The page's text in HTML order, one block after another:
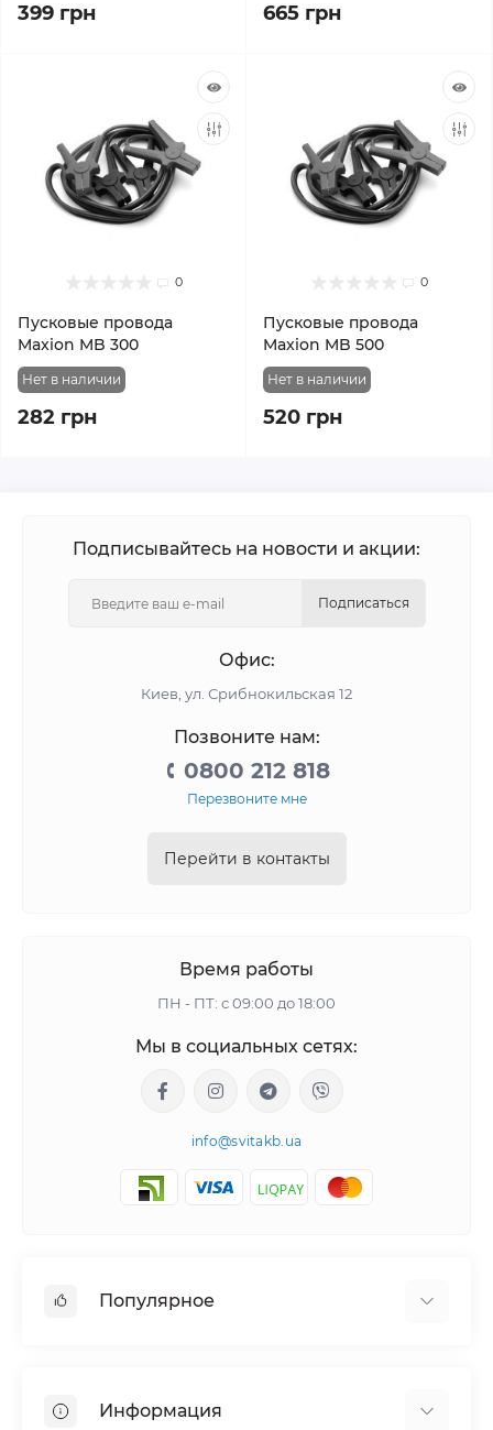
399 грн 665 грн
0
Пусковые провода
Maxion MB 300
Нет в наличии
282 грн
0
Пусковые провода
Maxion MB 500
Нет в наличии
520 грн
Подписывайтесь на новости и акции:
Подписаться
Офис:
Киев, ул. Срибнокильская 12
Позвоните нам:
0800 212 818
Перезвоните мне
Перейти в контакты
Время работы
ПН - ПТ: с 09:00 до 18:00
Мы в социальных сетях:
info@svitakb.ua
Популярное
Системы хранения энергии
Информация